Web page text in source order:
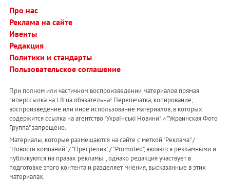
Про нас
Реклама на сайте
Ивенты
Редакция
Политики и стандарты
Пользовательское соглашение
При полном или частичном воспроизведении материалов прямая
гиперссылка на LB.ua обязательна! Перепечатка, копирование,
воспроизведение или иное использование материалов, в которых
содержится ссылка на агентство "Українськi Новини" и "Украинская Фото
Группа" запрещено.
Материалы, которые размещаются на сайте с меткой "Реклама" /
"Новости компаний" / "Пресрелиз" / "Promoted", являются рекламными и
публикуются на правах рекламы. , однако редакция участвует в
подготовке этого контента и разделяет мнения, высказанные в этих
материалах.